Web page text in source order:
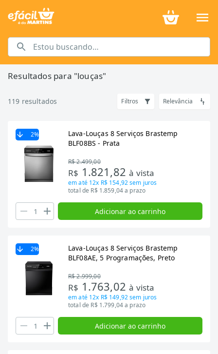
Resultados para "louças"
119 resultados Filtros Relevância
2%
Lava-Louças 8 Serviços Brastemp
BLF08BS - Prata
R$ 2.499,00
R$ 1.821,82à vista
em até 12x R$ 154,92sem juros
total de R$ 1.859,04 a prazo
Adicionar ao carrinho
2%
Lava-Louças 8 Serviços Brastemp
BLF08AE, 5 Programações, Preto
R$ 2.999,00
R$ 1.763,02à vista
em até 12x R$ 149,92sem juros
total de R$ 1.799,04 a prazo
Adicionar ao carrinho